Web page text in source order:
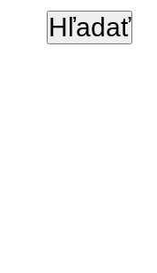
Hľadať